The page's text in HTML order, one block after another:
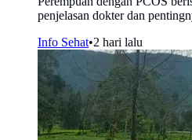
penjelasan dokter dan
Info Sehat•2 hari lalu